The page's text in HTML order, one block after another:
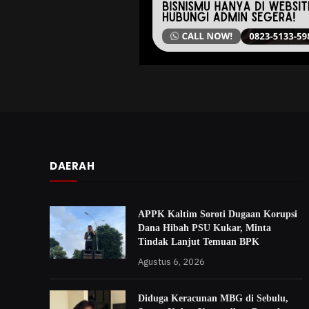
DAERAH
APPK Kaltim Soroti Dugaan Korupsi
Dana Hibah PSU Kukar, Minta
Tindak Lanjut Temuan BPK
Agustus 6, 2026
Diduga Keracunan MBG di Sebulu,